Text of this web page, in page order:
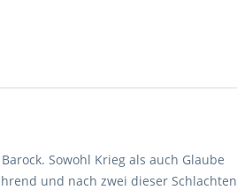
Sowohl Krieg als auch Glaube
und nach zwei dieser Schlachten